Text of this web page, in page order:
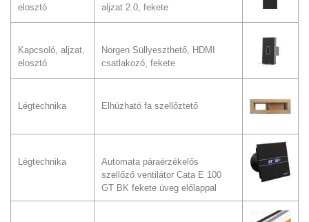
elosztó
aljzat 2.0, fekete
Kapcsoló, aljzat,
elosztó
Norgen Süllyeszthető, HDMI
csatlakozó, fekete
Légtechnika Elhúzható fa szellőztető
Légtechnika
Automata páraérzékelős
szellőző ventilátor Cata E 100
GT BK fekete üveg előlappal